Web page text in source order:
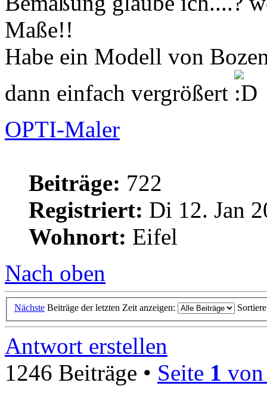
Maße!!
Habe ein Modell von
dann einfach vergrößert
OPTI-Maler
Beiträge: 722
Registriert: Di 12. Jan
Wohnort: Eifel
Nach oben
Nächste Beiträge der letzten Zeit anzeigen:
Antwort erstellen
1246 Beiträge • Seite 1